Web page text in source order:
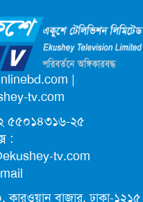
মহাসচিব পদে
ইউনূস
সচিব হলেন ২ কর্মকর্তা
মাধ্যমে সন্তান ফিরে পেল
জুঁই
দাম কমলো লিটারে ১৯ টাকা
|
tv.com
৫৫০১৪৩১৬-২৫
:
tv.com
কারওয়ান বাজার, ঢাকা-১২১৫